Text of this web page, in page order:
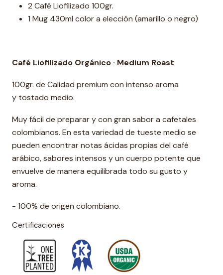
2 Café Liofilizado 100gr.
1 Mug 430ml color a elección (amarillo o negro)
Café Liofilizado Orgánico · Medium Roast
100gr. de Calidad premium con intenso aroma
y tostado medio.
Muy fácil de preparar y con gran sabor a cafetales
colombianos. En esta variedad de tueste medio se
pueden encontrar notas ácidas propias del café
arábico, sabores intensos y un cuerpo potente que
envuelve de manera equilibrada todo su gusto y
aroma.
- 100% de origen colombiano.
Certificaciones